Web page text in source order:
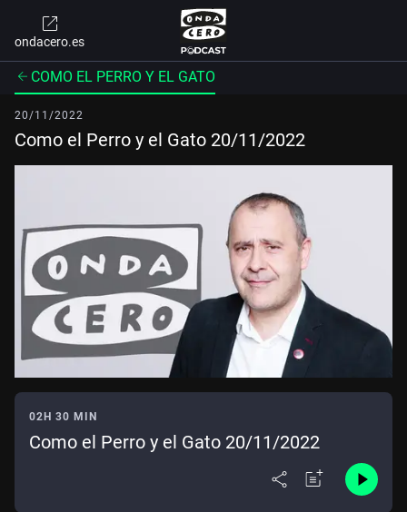
ondacero.es
COMO EL PERRO Y EL GATO
20/11/2022
Como el Perro y el Gato 20/11/2022
02H 30 MIN
Como el Perro y el Gato 20/11/2022